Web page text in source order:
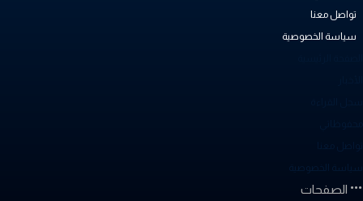
تواصل معنا
سياسة الخصوصية
الخصوصية
الصفحات